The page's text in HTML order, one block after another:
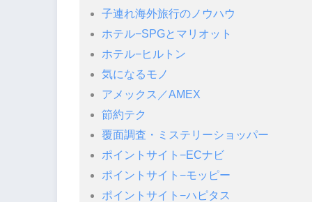
子連れ海外旅行のノウハウ
ホテル−SPGとマリオット
ホテル−ヒルトン
気になるモノ
アメックス／AMEX
節約テク
覆面調査・ミステリーショッパー
ポイントサイト−ECナビ
ポイントサイト−モッピー
ポイントサイト−ハピタス